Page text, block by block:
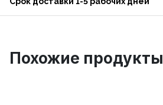
Похожие продукты